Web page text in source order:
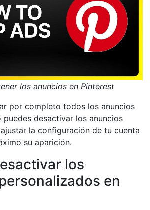
los anuncios en Pinterest
por completo todos los anuncios
puedes desactivar los anuncios
la configuración de tu cuenta
su aparición.
los
en